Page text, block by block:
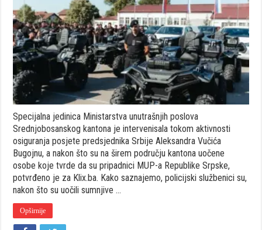
a
SBK
istjerala
neprijavljene
policajce
iz
RS-
a
Specijalna jedinica Ministarstva unutrašnjih poslova
Srednjobosanskog kantona je intervenisala tokom aktivnosti
osiguranja posjete predsjednika Srbije Aleksandra Vučića
Bugojnu, a nakon što su na širem području kantona uočene
osobe koje tvrde da su pripadnici MUP-a Republike Srpske,
potvrđeno je za Klix.ba. Kako saznajemo, policijski službenici su,
nakon što su uočili sumnjive …
Opširnije